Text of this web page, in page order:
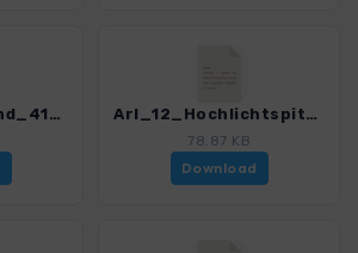
Arl_11_Rote Wand_4121_5.gpx Arl_12_Hochlichtspitze_4121_5.gpx
78.87 KB
Download